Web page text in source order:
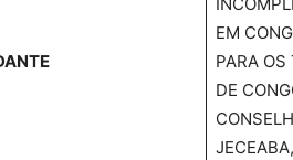
EM
PARA OS
DE